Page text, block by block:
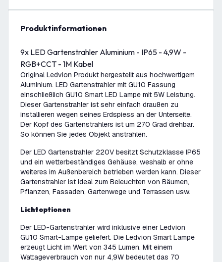
Produktinformationen
9x LED Gartenstrahler Aluminium - IP65 - 4,9W -
RGB+CCT - 1M Kabel
Original Ledvion Produkt hergestellt aus hochwertigem
Aluminium. LED Gartenstrahler mit GU10 Fassung
einschließlich GU10 Smart LED Lampe mit 5W Leistung.
Dieser Gartenstrahler ist sehr einfach draußen zu
installieren wegen seines Erdspiess an der Unterseite.
Der Kopf des Gartenstrahlers ist um 270 Grad drehbar.
So können Sie jedes Objekt anstrahlen.
Der LED Gartenstrahler 220V besitzt Schutzklasse IP65
und ein wetterbeständiges Gehäuse, weshalb er ohne
weiteres im Außenbereich betrieben werden kann. Dieser
Gartenstrahler ist ideal zum Beleuchten von Bäumen,
Pflanzen, Fassaden, Gartenwege und Terrassen usw.
Lichtoptionen
Der LED-Gartenstrahler wird inklusive einer Ledvion
GU10 Smart-Lampe geliefert. Die Ledvion Smart Lampe
erzeugt Licht im Wert von 345 Lumen. Mit einem
Wattageverbrauch von nur 4,9W bedeutet das 70